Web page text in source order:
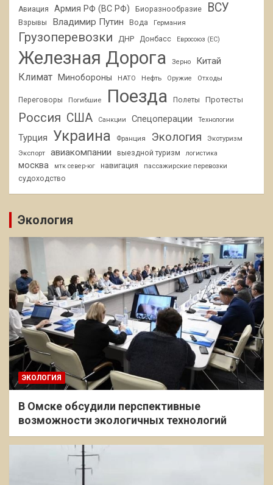
Авиация Армия РФ (ВС РФ) Биоразнообразие ВСУ
Взрывы Владимир Путин Вода Германия
Грузоперевозки ДНР Донбасс Евросоюз (ЕС)
Железная Дорога Зерно Китай
Климат Минобороны НАТО Нефть Оружие Отходы
Переговоры Погибшие Поезда Полеты Протесты
Россия США Санкции Спецоперации Технологии
Турция Украина Франция Экология
Экотуризм
Экспорт
авиакомпании выездной туризм логистика
москва мтк север-юг навигация
пассажирские перевозки
судоходство
Экология
ЭКОЛОГИЯ
В Омске обсудили перспективные
возможности экологичных технологий